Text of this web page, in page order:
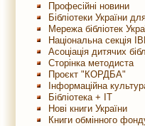
Професійні новини
Бібліотеки України
Мережа бібліотек
Національна секція
Асоціація дитячих
Сторінка методиста
Проєкт "КОРДБА"
Інформаційна
Бібліотека + IT
Нові книги України
Книги обмінного